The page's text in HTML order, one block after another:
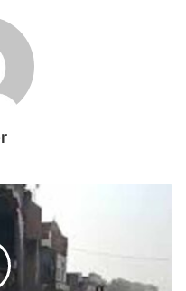
की शुरुआत में बॉबी एक
स्टार के एक्टिंग टैलेंट पर बहुत
में भीड़ खींचने की उसकी
पड़ने लगा तो सामने आने वाले